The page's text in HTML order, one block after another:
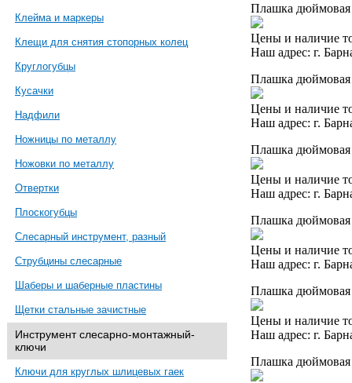
Клейма и маркеры
Клещи для снятия стопорных колец
Круглогубцы
Кусачки
Надфили
Ножницы по металлу
Ножовки по металлу
Отвертки
Плоскогубцы
Слесарный инструмент, разный
Струбцины слесарные
Шаберы и шаберные пластины
Щетки стальные зачистные
Инструмент слесарно-монтажный-
ключи
Ключи для круглых шлицевых гаек
Плашка
Цены и наличие
Наш адрес: г.
Плашка
Цены и наличие
Наш адрес: г.
Плашка
Цены и наличие
Наш адрес: г.
Плашка
Цены и наличие
Наш адрес: г.
Плашка
Цены и наличие
Наш адрес: г.
Плашка